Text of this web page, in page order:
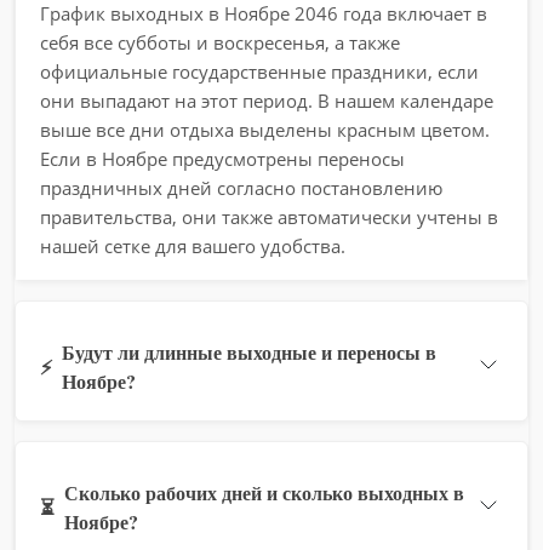
График выходных в Ноябре 2046 года включает в
себя все субботы и воскресенья, а также
официальные государственные праздники, если
они выпадают на этот период. В нашем календаре
выше все дни отдыха выделены красным цветом.
Если в Ноябре предусмотрены переносы
праздничных дней согласно постановлению
правительства, они также автоматически учтены в
нашей сетке для вашего удобства.
⚡
Будут ли длинные выходные и переносы в
Ноябре?
⏳
Сколько рабочих дней и сколько выходных в
Ноябре?